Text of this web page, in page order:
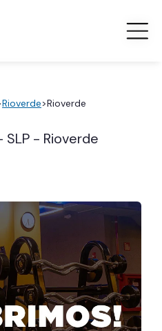
Rioverde>Rioverde
- Rioverde